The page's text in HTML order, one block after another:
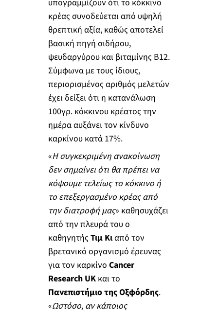
υπογραμμίζουν ότι το κόκκινο
κρέας συνοδεύεται από υψηλή
θρεπτική αξία, καθώς αποτελεί
βασική πηγή σιδήρου,
ψευδαργύρου και βιταμίνης Β12.
Σύμφωνα με τους ίδιους,
περιορισμένος αριθμός μελετών
έχει δείξει ότι η κατανάλωση
100γρ. κόκκινου κρέατος την
ημέρα αυξάνει τον κίνδυνο
καρκίνου κατά 17%.
«Η συγκεκριμένη ανακοίνωση
δεν σημαίνει ότι θα πρέπει να
κόψουμε τελείως το κόκκινο ή
το επεξεργασμένο κρέας από
την διατροφή μας» καθησυχάζει
από την πλευρά του ο
καθηγητής Τιμ Κιαπό τον
βρετανικό οργανισμό έρευνας
για τον καρκίνο Cancer
Research UK και το
Πανεπιστήμιο της Οξφόρδης.
«Ωστόσο, αν κάποιος